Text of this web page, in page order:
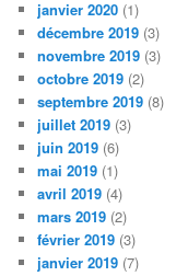
janvier 2020 (1)
décembre 2019 (3)
novembre 2019 (3)
octobre 2019 (2)
septembre 2019 (8)
juillet 2019 (3)
juin 2019 (6)
mai 2019 (1)
avril 2019 (4)
mars 2019 (2)
février 2019 (3)
janvier 2019 (7)